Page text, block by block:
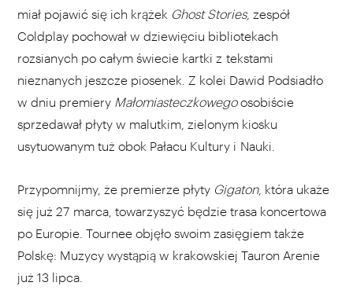
miał pojawić się ich krążek Ghost Stories, zespół
Coldplay pochował w dziewięciu bibliotekach
rozsianych po całym świecie kartki z tekstami
nieznanych jeszcze piosenek. Z kolei Dawid Podsiadło
w dniu premiery Małomiasteczkowegoosobiście
sprzedawał płyty w malutkim, zielonym kiosku
usytuowanym tuż obok Pałacu Kultury i Nauki.
Przypomnijmy, że premierze płyty Gigaton, która ukaże
się już 27 marca, towarzyszyć będzie trasa koncertowa
po Europie. Tournee objęło swoim zasięgiem także
Polskę: Muzycy wystąpią w krakowskiej Tauron Arenie
już 13 lipca.